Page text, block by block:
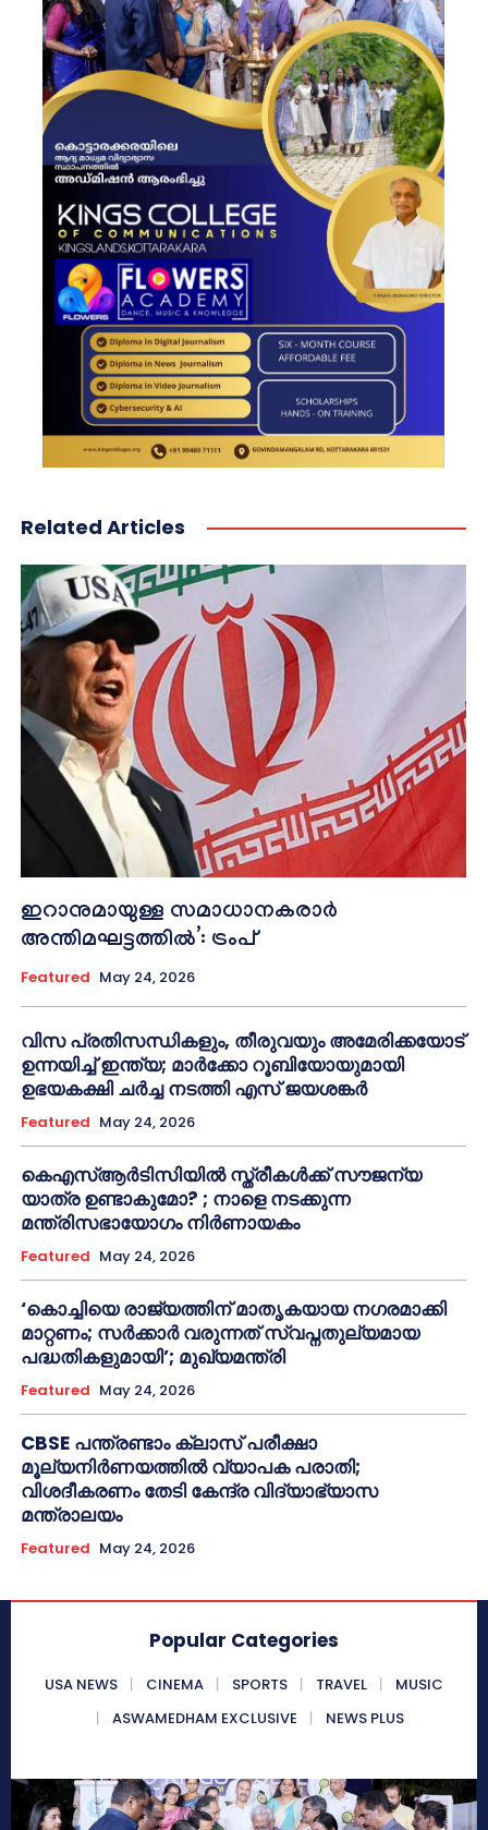
Related Articles
ഇറാനുമായുള്ള സമാധാനകരാർ
അന്തിമഘട്ടത്തിൽ‌’: ട്രംപ്
Featured May 24, 2026
വിസ പ്രതിസന്ധികളും, തീരുവയും അമേരിക്കയോട്
ഉന്നയിച്ച് ഇന്ത്യ; മാർക്കോ റൂബിയോയുമായി
ഉഭയകക്ഷി ചർച്ച നടത്തി എസ് ജയശങ്കർ
Featured May 24, 2026
കെഎസ്ആർടിസിയിൽ സ്ത്രീകൾക്ക് സൗജന്യ
യാത്ര ഉണ്ടാകുമോ? ; നാളെ നടക്കുന്ന
മന്ത്രിസഭായോഗം നിർണായകം
Featured May 24, 2026
‘കൊച്ചിയെ രാജ്യത്തിന് മാതൃകയായ നഗരമാക്കി
മാറ്റണം; സർക്കാർ വരുന്നത് സ്വപ്നതുല്യമായ
പദ്ധതികളുമായി’; മുഖ്യമന്ത്രി
Featured May 24, 2026
CBSE പന്ത്രണ്ടാം ക്ലാസ് പരീക്ഷാ
മൂല്യനിർണയത്തിൽ വ്യാപക പരാതി;
വിശദീകരണം തേടി കേന്ദ്ര വിദ്യാഭ്യാസ
മന്ത്രാലയം
Featured May 24, 2026
Popular Categories
USA NEWS CINEMA SPORTS TRAVEL
MUSIC
ASWAMEDHAM EXCLUSIVE
NEWS PLUS